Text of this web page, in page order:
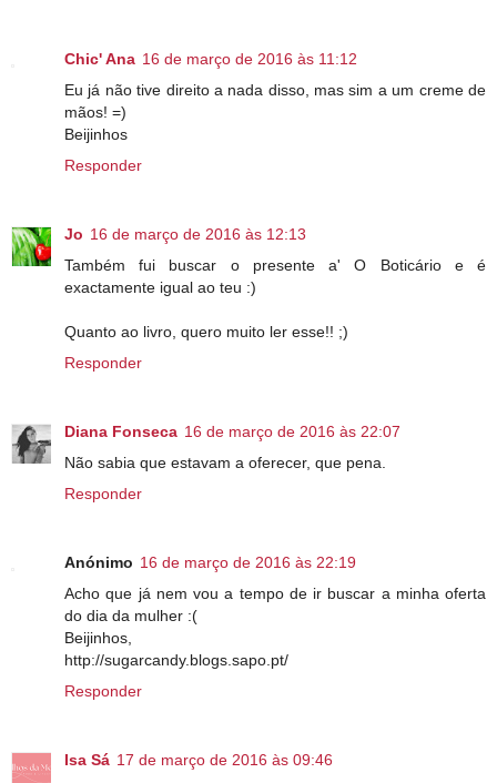
Chic' Ana 16 de março de 2016 às 11:12
Eu já não tive direito a nada disso, mas sim a um creme de
mãos! =)
Beijinhos
Responder
Jo 16 de março de 2016 às 12:13
Também fui buscar o presente a' O Boticário e é
exactamente igual ao teu :)
Quanto ao livro, quero muito ler esse!! ;)
Responder
Diana Fonseca 16 de março de 2016 às 22:07
Não sabia que estavam a oferecer, que pena.
Responder
Anónimo 16 de março de 2016 às 22:19
Acho que já nem vou a tempo de ir buscar a minha oferta
do dia da mulher :(
Beijinhos,
http://sugarcandy.blogs.sapo.pt/
Responder
Isa Sá 17 de março de 2016 às 09:46